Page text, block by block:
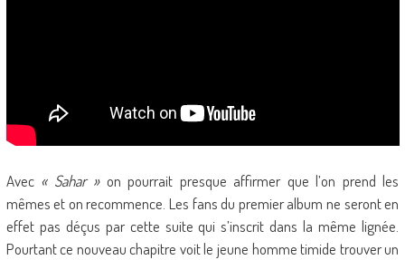
Avec « Sahar »on pourrait presque affirmer que l’on prend les
mêmes et on recommence. Les fans du premier album ne seront en
effet pas déçus par cette suite qui s’inscrit dans la même lignée.
Pourtant ce nouveau chapitre voit le jeune homme timide trouver un